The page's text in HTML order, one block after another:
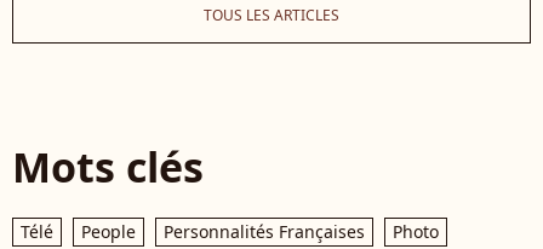
TOUS LES ARTICLES
Mots clés
Télé People Personnalités Françaises Photo